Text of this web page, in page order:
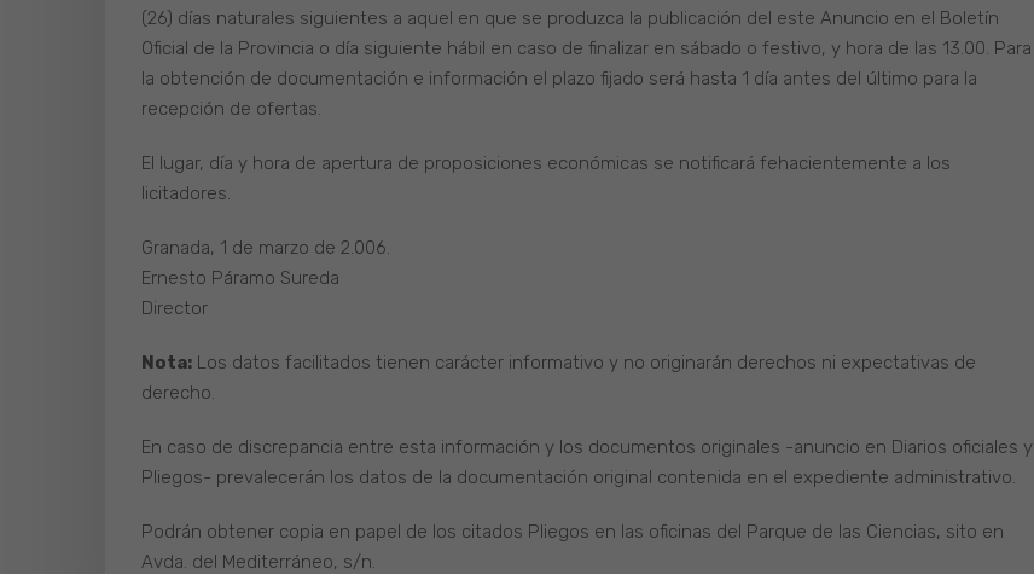
(26) días naturales siguientes a aquel en que se produzca la publicación del este Anuncio en el Boletín
Oficial de la Provincia o día siguiente hábil en caso de finalizar en sábado o festivo, y hora de las 13.00. Para
la obtención de documentación e información el plazo fijado será hasta 1 día antes del último para la
recepción de ofertas.
El lugar, día y hora de apertura de proposiciones económicas se notificará fehacientemente a los
licitadores.
Granada, 1 de marzo de 2.006.
Ernesto Páramo Sureda
Director
Nota: Los datos facilitados tienen carácter informativo y no originarán derechos ni expectativas de
derecho.
En caso de discrepancia entre esta información y los documentos originales -anuncio en Diarios oficiales y
Pliegos- prevalecerán los datos de la documentación original contenida en el expediente administrativo.
Podrán obtener copia en papel de los citados Pliegos en las oficinas del Parque de las Ciencias, sito en
Avda. del Mediterráneo, s/n.